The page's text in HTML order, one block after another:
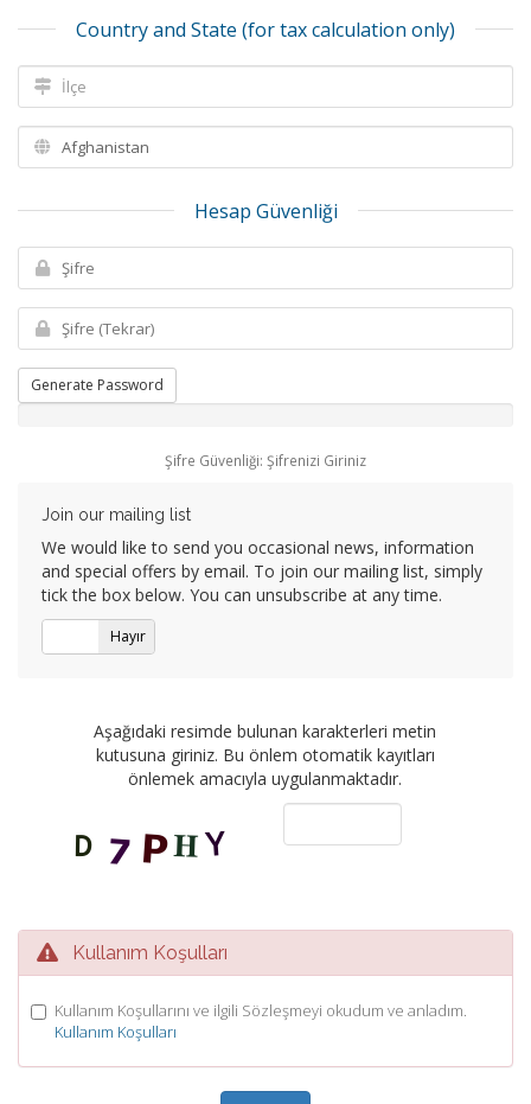
Country and State (for tax calculation only)
Hesap Güvenliği
Generate Password
Şifre Güvenliği: Şifrenizi Giriniz
Join our mailing list
We would like to send you occasional news, information
and special offers by email. To join our mailing list, simply
tick the box below. You can unsubscribe at any time.
Hayır
Aşağıdaki resimde bulunan karakterleri metin
kutusuna giriniz. Bu önlem otomatik kayıtları
önlemek amacıyla uygulanmaktadır.
Kullanım Koşulları
Kullanım Koşullarını ve ilgili Sözleşmeyi okudum ve anladım.
Kullanım Koşulları